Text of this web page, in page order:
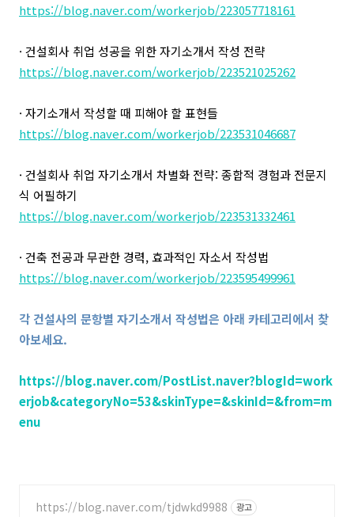
https://blog.naver.com/workerjob/223057718161
· 건설회사 취업 성공을 위한 자기소개서 작성 전략
https://blog.naver.com/workerjob/223521025262
· 자기소개서 작성할 때 피해야 할 표현들
https://blog.naver.com/workerjob/223531046687
· 건설회사 취업 자기소개서 차별화 전략: 종합적 경험과 전문지
식 어필하기
https://blog.naver.com/workerjob/223531332461
· 건축 전공과 무관한 경력, 효과적인 자소서 작성법
https://blog.naver.com/workerjob/223595499961
각 건설사의 문항별 자기소개서 작성법은 아래 카테고리에서 찾
아보세요.
https://blog.naver.com/PostList.naver?blogId=work
erjob&categoryNo=53&skinType=&skinId=&from=m
enu
https://blog.naver.com/tjdwkd9988 광고